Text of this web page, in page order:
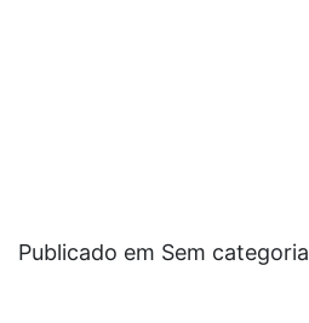
Publicado em Sem categoria